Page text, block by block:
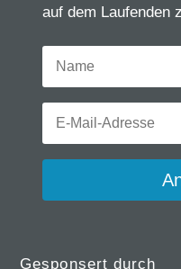
auf dem Laufenden
Gesponsert durch